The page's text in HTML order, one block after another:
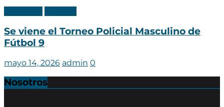
Se viene el Torneo Policial Masculino de
Fútbol 9
mayo 14, 2026 admin 0
Nosotros